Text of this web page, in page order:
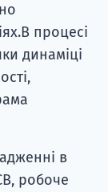
процесі
динаміці
в
робоче